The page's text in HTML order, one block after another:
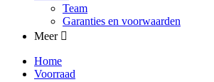
Team
Garanties en voorwaarden
Meer
Home
Voorraad